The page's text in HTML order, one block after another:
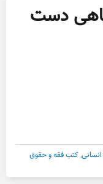
دست
,کتب فقه و حقوق